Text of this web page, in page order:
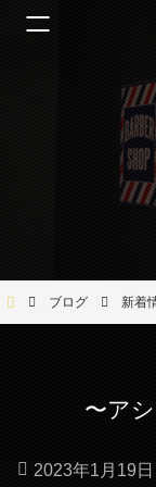
Bar Ber Shop REGALO
ブログ 新着
〜ア
2023年1月19日